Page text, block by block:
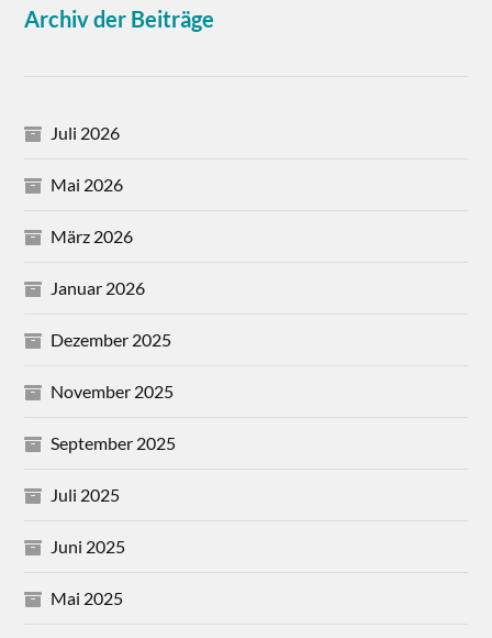
Archiv der Beiträge
Juli 2026
Mai 2026
März 2026
Januar 2026
Dezember 2025
November 2025
September 2025
Juli 2025
Juni 2025
Mai 2025